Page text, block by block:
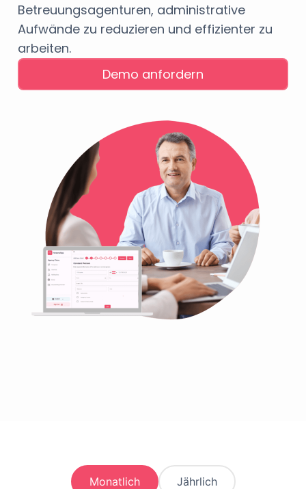
Betreuungsagenturen, administrative
Aufwände zu reduzieren und effizienter zu
arbeiten.
Demo anfordern
Monatlich Jährlich